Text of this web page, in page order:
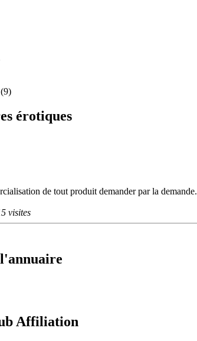
(9)
érotiques
de tout produit demander par la demande.
visites
Affiliation